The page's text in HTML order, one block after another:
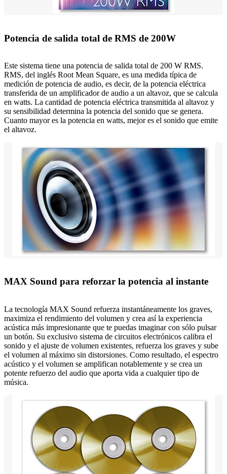
Potencia de salida total de RMS de 200W
Este sistema tiene una potencia de salida total de 200 W RMS.
RMS, del inglés Root Mean Square, es una medida típica de
medición de potencia de audio, es decir, de la potencia eléctrica
transferida de un amplificador de audio a un altavoz, que se calcula
en watts. La cantidad de potencia eléctrica transmitida al altavoz y
su sensibilidad determina la potencia del sonido que se genera.
Cuanto mayor es la potencia en watts, mejor es el sonido que emite
el altavoz.
MAX Sound para reforzar la potencia al instante
La tecnología MAX Sound refuerza instantáneamente los graves,
maximiza el rendimiento del volumen y crea así la experiencia
acústica más impresionante que te puedas imaginar con sólo pulsar
un botón. Su exclusivo sistema de circuitos electrónicos calibra el
sonido y el ajuste de volumen existentes, refuerza los graves y sube
el volumen al máximo sin distorsiones. Como resultado, el espectro
acústico y el volumen se amplifican notablemente y se crea un
potente refuerzo del audio que aporta vida a cualquier tipo de
música.